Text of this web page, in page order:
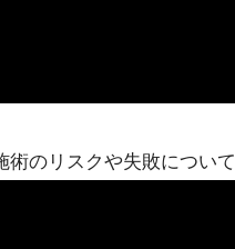
術のリスクや失敗について